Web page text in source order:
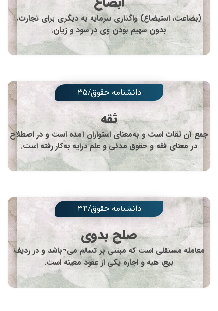
(بضاعت، استبضاع) واگذاری سرمایه به دیگری برای تجارت،
بدون سهیم بودن وی در سود و زیان.
دانشنامه حقوق/۳۵
ثقه
جمع آن ثقات است و به‌معنای استواران آمده است و در اصطلاح
در معنای فقه و حقوق مدنی و علم درایه به‌کار رفته است.
دانشنامه حقوق/۳۴
صلح بدوی
معامله مستقلی است که مبتنی بر تسالم می¬باشد و در ردیف
بیع، هبه و اجاره یکی از عقود معینه است.